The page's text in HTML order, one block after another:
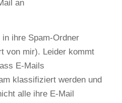
an
ihre Spam-Ordner
von mir). Leider kommt
E-Mails
klassifiziert werden und
alle ihre E-Mail